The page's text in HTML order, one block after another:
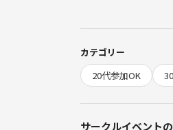
・お会計は最後に
す🙏）
■今までのゆるイベ
日本人向けではない
カテゴリー
20代参加OK
サークルイベント